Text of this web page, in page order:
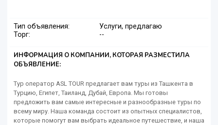
Тип объявления:
Услуги, предлагаю
Торг:
--
ИНФОРМАЦИЯ О КОМПАНИИ, КОТОРАЯ РАЗМЕСТИЛА
ОБЪЯВЛЕНИЕ:
Тур оператор ASL TOUR предлагает вам туры из Ташкента в
Турцию, Египет, Таиланд, Дубай, Европа. Мы готовы
предложить вам самые интересные и разнообразные туры по
всему миру. Наша команда состоит из опытных специалистов,
которые помогут вам выбрать идеальное путешествие, и наша